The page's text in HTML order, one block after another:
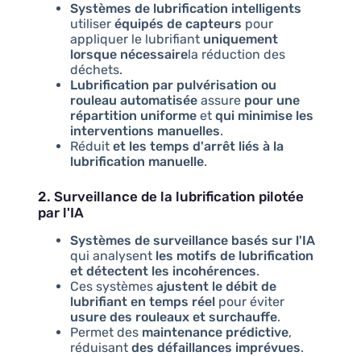
Systèmes de lubrification intelligents
utiliser équipés de capteurs pour
appliquer le lubrifiant uniquement
lorsque nécessairela réduction des
déchets.
Lubrification par pulvérisation ou
rouleau automatiséeassure pour une
répartition uniformeet qui minimise les
interventions manuelles.
Réduit et les temps d'arrêt liés à la
lubrification manuelle.
2. Surveillance de la lubrification pilotée
par l'IA
Systèmes de surveillance basés sur l'IA
qui analysent les motifs de lubrification
et détectent les incohérences.
Ces systèmes ajustent le débit de
lubrifiant en temps réelpour éviter
usure des rouleaux et surchauffe.
Permet des maintenance prédictive,
réduisant des défaillances imprévues.